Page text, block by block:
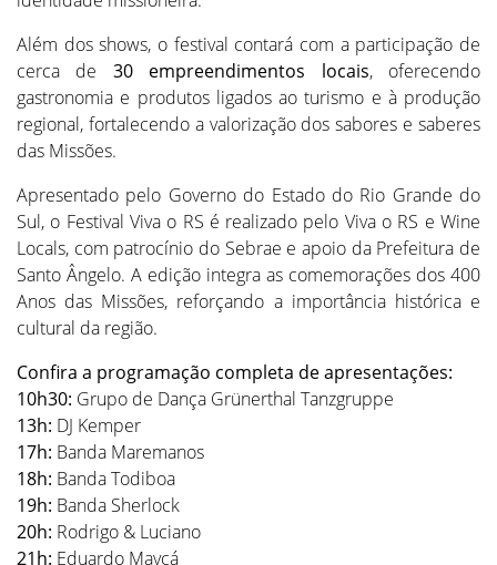
Além dos shows, o festival contará com a participação de
cerca de 30 empreendimentos locais, oferecendo
gastronomia e produtos ligados ao turismo e à produção
regional, fortalecendo a valorização dos sabores e saberes
das Missões.
Apresentado pelo Governo do Estado do Rio Grande do
Sul, o Festival Viva o RS é realizado pelo Viva o RS e Wine
Locals, com patrocínio do Sebrae e apoio da Prefeitura de
Santo Ângelo. A edição integra as comemorações dos 400
Anos das Missões, reforçando a importância histórica e
cultural da região.
Confira a programação completa de apresentações:
10h30: Grupo de Dança Grünerthal Tanzgruppe
13h: DJ Kemper
17h: Banda Maremanos
18h: Banda Todiboa
19h: Banda Sherlock
20h: Rodrigo & Luciano
21h: Eduardo Maycá